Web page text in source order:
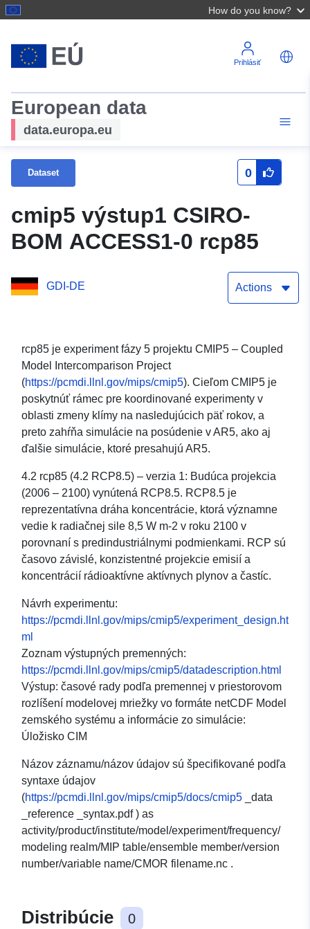
How do you know?
Prihlásiť
European data
data.europa.eu
Dataset 0
cmip5 výstup1 CSIRO-
BOM ACCESS1-0 rcp85
GDI-DE Actions
rcp85 je experiment fázy 5 projektu CMIP5 – Coupled
Model Intercomparison Project
(https://pcmdi.llnl.gov/mips/cmip5). Cieľom CMIP5 je
poskytnúť rámec pre koordinované experimenty v
oblasti zmeny klímy na nasledujúcich päť rokov, a
preto zahŕňa simulácie na posúdenie v AR5, ako aj
ďalšie simulácie, ktoré presahujú AR5.
4.2 rcp85 (4.2 RCP8.5) – verzia 1: Budúca projekcia
(2006 – 2100) vynútená RCP8.5. RCP8.5 je
reprezentatívna dráha koncentrácie, ktorá významne
vedie k radiačnej sile 8,5 W m-2 v roku 2100 v
porovnaní s predindustriálnymi podmienkami. RCP sú
časovo závislé, konzistentné projekcie emisií a
koncentrácií rádioaktívne aktívnych plynov a častíc.
Návrh experimentu:
https://pcmdi.llnl.gov/mips/cmip5/experiment_design.ht
ml
Zoznam výstupných premenných:
https://pcmdi.llnl.gov/mips/cmip5/datadescription.html
Výstup: časové rady podľa premennej v priestorovom
rozlíšení modelovej mriežky vo formáte netCDF Model
zemského systému a informácie zo simulácie:
Úložisko CIM
Názov záznamu/názov údajov sú špecifikované podľa
syntaxe údajov
(https://pcmdi.llnl.gov/mips/cmip5/docs/cmip5 _data
_reference _syntax.pdf ) as
activity/product/institute/model/experiment/frequency/
modeling realm/MIP table/ensemble member/version
number/variable name/CMOR filename.nc .
Distribúcie 0